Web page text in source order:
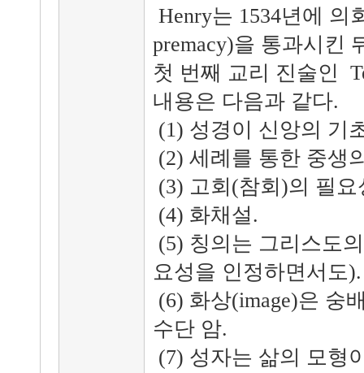
Henry는 1534년에 의
premacy)을 통과시킨
첫 번째 교리 진술인
내용은 다음과 같다.
(1) 성경이 신앙의 기
(2) 세례를 통한 중생
(3) 고회(참회)의 필요
(4) 화채설.
(5) 칭의는 그리스도
요성을 인정하면서도).
(6) 화상(image)은 숭
수단 암.
(7) 성자는 삶의 모형